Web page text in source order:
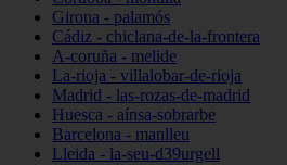
Girona - palamós
Cádiz - chiclana-de-la-frontera
A-coruña - melide
La-rioja - villalobar-de-rioja
Madrid - las-rozas-de-madrid
Huesca - aínsa-sobrarbe
Barcelona - manlleu
Lleida - la-seu-d39urgell